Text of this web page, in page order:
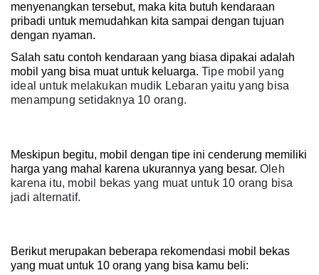
menyenangkan tersebut, maka kita butuh kendaraan
pribadi untuk memudahkan kita sampai dengan tujuan
dengan nyaman.
Salah satu contoh kendaraan yang biasa dipakai adalah
mobil yang bisa muat untuk keluarga. Tipe mobil yang
ideal untuk melakukan mudik Lebaran yaitu yang bisa
menampung setidaknya 10 orang.
Meskipun begitu, mobil dengan tipe ini cenderung memiliki
harga yang mahal karena ukurannya yang besar. Oleh
karena itu, mobil bekas yang muat untuk 10 orang bisa
jadi alternatif.
Berikut merupakan beberapa rekomendasi mobil bekas
yang muat untuk 10 orang yang bisa kamu beli: